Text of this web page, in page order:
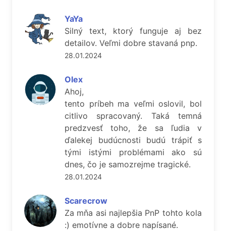
YaYa
Silný text, ktorý funguje aj bez
detailov. Veľmi dobre stavaná pnp.
28.01.2024
Olex
Ahoj,
tento príbeh ma veľmi oslovil, bol
citlivo spracovaný. Taká temná
predzvesť toho, že sa ľudia v
ďalekej budúcnosti budú trápiť s
tými istými problémami ako sú
dnes, čo je samozrejme tragické.
28.01.2024
Scarecrow
Za mňa asi najlepšia PnP tohto kola
:) emotívne a dobre napísané.